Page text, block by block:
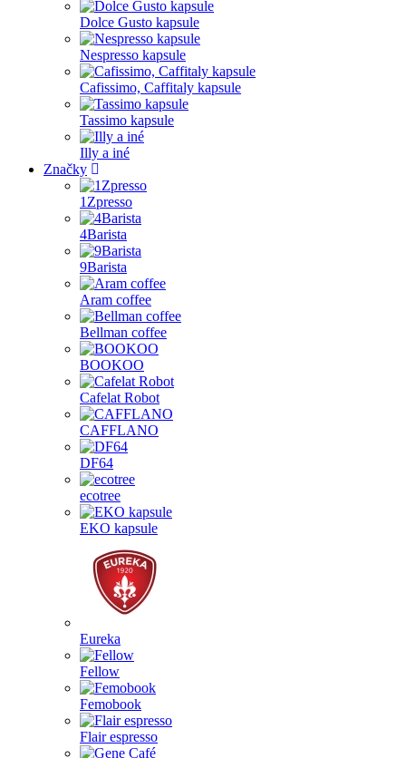
Dolce Gusto kapsule
Nespresso kapsule
Cafissimo, Caffitaly kapsule
Tassimo kapsule
Illy a iné
Značky
1Zpresso
4Barista
9Barista
Aram coffee
Bellman coffee
BOOKOO
Cafelat Robot
CAFFLANO
DF64
ecotree
EKO kapsule
Eureka
Fellow
Femobook
Flair espresso